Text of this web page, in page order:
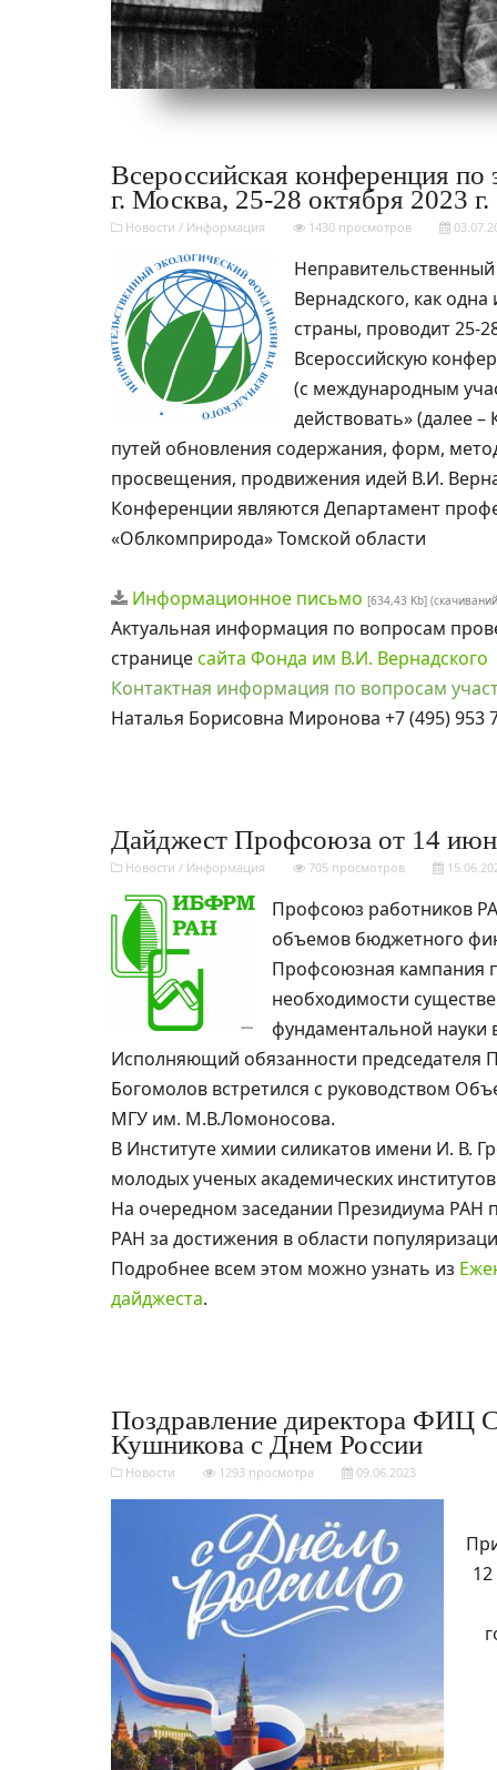
Всероссийская конференция
г. Москва, 25-28 октября 2023 г.
Новости / Информация 1430 просмотров
Вернадского, как
страны, проводит 25-
Всероссийскую
(с международным
действовать» (далее
путей обновления содержания, форм,
просвещения, продвижения идей В.И.
Конференции являются Департамент
«Облкомприрода» Томской области
Информационное письмо [634,43 Kb]
Актуальная информация по вопросам
страницесайта Фонда им В.И. Вернадского
Контактная информация по вопросам
Наталья Борисовна Миронова +7 (495) 953
Дайджест Профсоюза от 14
Новости / Информация 705 просмотров
Профсоюз работников
объемов бюджетного
Профсоюзная кампания
необходимости
фундаментальной
Исполняющий обязанности председателя
Богомолов встретился с руководством
МГУ им. М.В.Ломоносова.
В Институте химии силикатов имени И. В.
молодых ученых академических
На очередном заседании Президиума РАН
РАН за достижения в области
Подробнее всем этом можно узнать из
дайджеста.
Поздравление директора ФИЦ
Кушникова с Днем России
Новости 1293 просмотра 09.06.2023